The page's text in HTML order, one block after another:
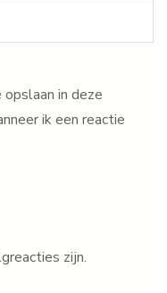
in deze
ik een reactie
zijn.